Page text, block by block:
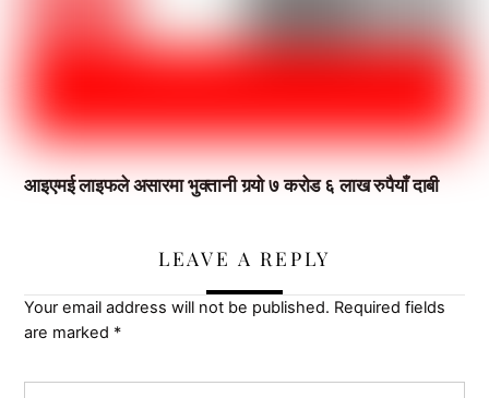
आइएमई लाइफले असारमा भुक्तानी गर्‍यो ७ करोड ६ लाख रुपैयाँ दाबी
LEAVE A REPLY
Your email address will not be published. Required fields
are marked *